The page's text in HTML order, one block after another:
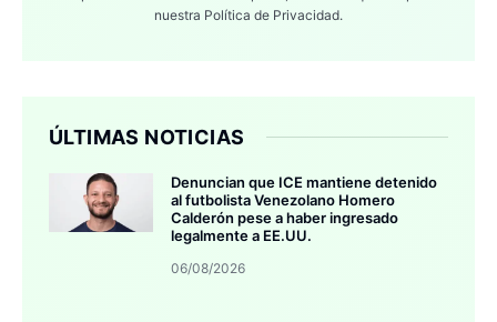
nuestra Política de Privacidad.
ÚLTIMAS NOTICIAS
Denuncian que ICE mantiene detenido
al futbolista Venezolano Homero
Calderón pese a haber ingresado
legalmente a EE.UU.
06/08/2026